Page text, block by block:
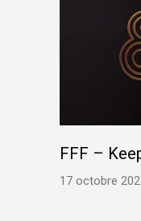
FFF –
17 octobre